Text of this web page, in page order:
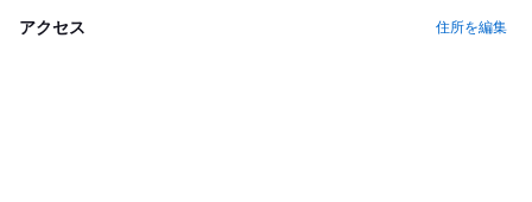
アクセス 住所を編集